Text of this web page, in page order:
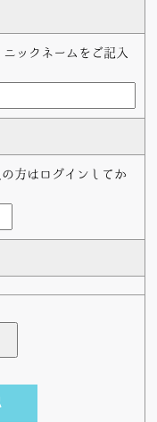
ックネームをご記入
方はログインしてか